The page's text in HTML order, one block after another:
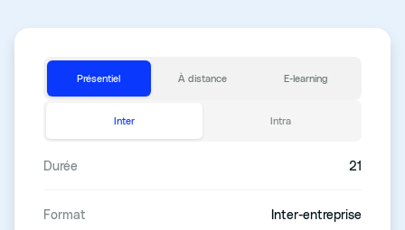
Présentiel À distance E-learning
Inter Intra
Durée 21
Format Inter-entreprise